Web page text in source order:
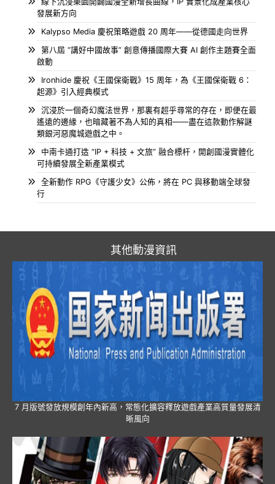
發展新方向
Kalypso Media 慶祝策略遊戲 20 周年——從德國走向世界
第八屆 “講好中國故事” 創意傳播國際大賽 AI 創作主題賽全面
啟動
Ironhide 慶祝《王國保衛戰》15 周年，為《王國保衛戰 6：
起源》引入經典模式
沉浸於一個奇幻魔法世界，那裏有超乎尋常的存在，即便在最
遙遠的邊緣，也暗藏著不為人知的真相——盡在這款動作解謎
類銀河惡魔城遊戲之中。
中南卡通打造 “IP + 科技 + 文旅” 融合標杆，開創國漫實體化
可持續發展全新產業模式
全新動作 RPG《守護少女》公佈，將在 PC 與移動端全球發
行
其他動漫資訊
7 月版號發放規模創年內新高，常態化擴容釋放遊戲產業高質量發展清
晰風向